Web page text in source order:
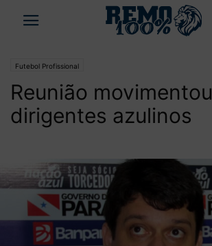
Futebol Profissional
Reunião movimentou
dirigentes azulinos